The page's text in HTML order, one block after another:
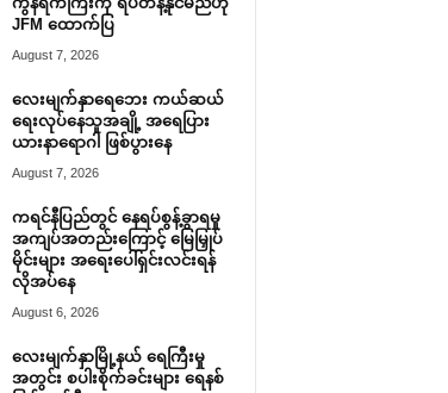
JFM ထောက်ပြ
August 7, 2026
လေးမျက်နှာရေဘေး ကယ်ဆယ်
ရေးလုပ်နေသူအချို့ အရေပြား
ယားနာရောဂါ ဖြစ်ပွားနေ
August 7, 2026
ကရင်နီပြည်တွင် နေရပ်စွန့်ခွာရမှု
အကျပ်အတည်းကြောင့် မြေမြှုပ်
မိုင်းများ အရေးပေါ်ရှင်းလင်းရန်
လိုအပ်နေ
August 6, 2026
လေးမျက်နှာမြို့နယ် ရေကြီးမှု
အတွင်း စပါးစိုက်ခင်းများ ရေနစ်